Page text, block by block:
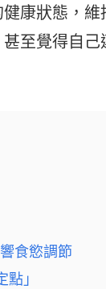
康狀態，
至覺得自
食慾調節
」